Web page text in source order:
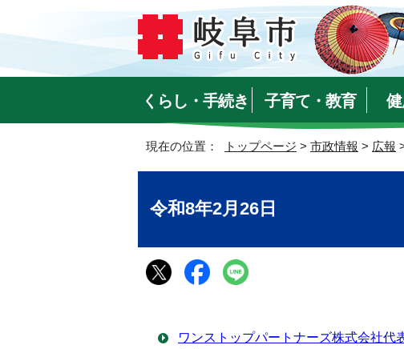
くらし・手続き 子育て・教育
現在の位置： トップページ > 市政情報 > 広報
令和8年2月26日
ワンストップパートナーズ株式会社代